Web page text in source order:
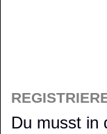
Du musst in